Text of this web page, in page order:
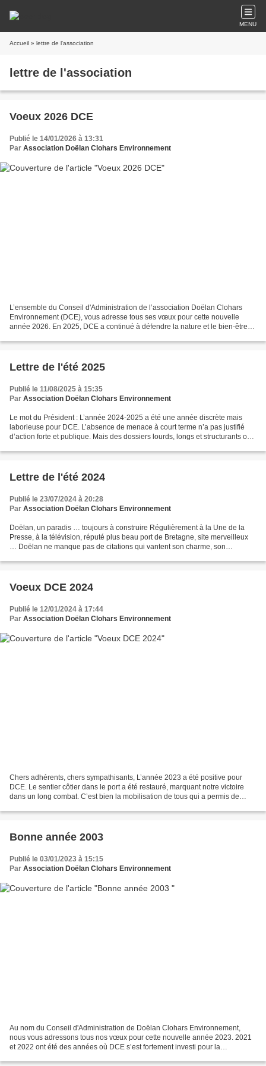
MENU
Accueil » lettre de l'association
lettre de l'association
Voeux 2026 DCE
Publié le 14/01/2026 à 13:31
Par Association Doëlan Clohars Environnement
L’ensemble du Conseil d'Administration de l’association Doëlan Clohars
Environnement (DCE), vous adresse tous ses vœux pour cette nouvelle
année 2026. En 2025, DCE a continué à défendre la nature et le bien-être
Lettre de l'été 2025
Publié le 11/08/2025 à 15:35
Par Association Doëlan Clohars Environnement
Le mot du Président : L’année 2024-2025 a été une année discrète mais
laborieuse pour DCE. L’absence de menace à court terme n’a pas justifié
d’action forte et publique. Mais des dossiers lourds, longs et structurants ont
Lettre de l'été 2024
Publié le 23/07/2024 à 20:28
Par Association Doëlan Clohars Environnement
Doëlan, un paradis … toujours à construire Régulièrement à la Une de la
Presse, à la télévision, réputé plus beau port de Bretagne, site merveilleux
… Doëlan ne manque pas de citations qui vantent son charme, son
Voeux DCE 2024
Publié le 12/01/2024 à 17:44
Par Association Doëlan Clohars Environnement
Chers adhérents, chers sympathisants, L’année 2023 a été positive pour
DCE. Le sentier côtier dans le port a été restauré, marquant notre victoire
dans un long combat. C’est bien la mobilisation de tous qui a permis de
Bonne année 2003
Publié le 03/01/2023 à 15:15
Par Association Doëlan Clohars Environnement
Au nom du Conseil d'Administration de Doëlan Clohars Environnement,
nous vous adressons tous nos vœux pour cette nouvelle année 2023. 2021
et 2022 ont été des années où DCE s’est fortement investi pour la